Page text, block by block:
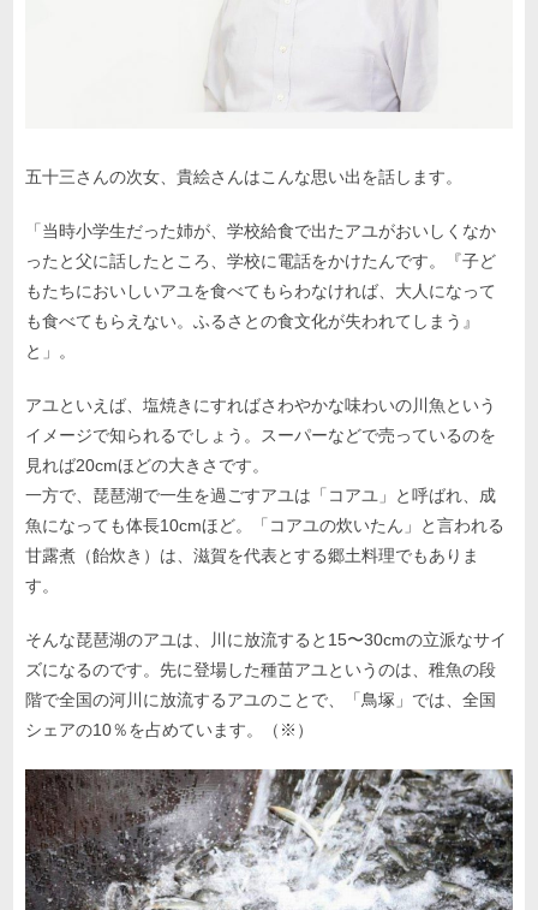
五十三さんの次女、貴絵さんはこんな思い出を話します。
「当時小学生だった姉が、学校給食で出たアユがおいしくなか
ったと父に話したところ、学校に電話をかけたんです。『子ど
もたちにおいしいアユを食べてもらわなければ、大人になって
も食べてもらえない。ふるさとの食文化が失われてしまう』
と」。
アユといえば、塩焼きにすればさわやかな味わいの川魚という
イメージで知られるでしょう。スーパーなどで売っているのを
見れば20cmほどの大きさです。
一方で、琵琶湖で一生を過ごすアユは「コアユ」と呼ばれ、成
魚になっても体長10cmほど。「コアユの炊いたん」と言われる
甘露煮（飴炊き）は、滋賀を代表とする郷土料理でもありま
す。
そんな琵琶湖のアユは、川に放流すると15〜30cmの立派なサイ
ズになるのです。先に登場した種苗アユというのは、稚魚の段
階で全国の河川に放流するアユのことで、「鳥塚」では、全国
シェアの10％を占めています。（※）